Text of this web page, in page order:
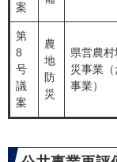
案
第
8
号
議
案
農
地
防
災
県営農
災事業
事業）